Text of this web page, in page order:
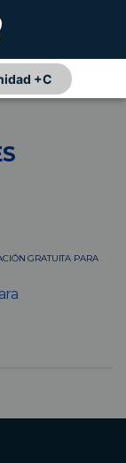
+C
GRATUITA PARA